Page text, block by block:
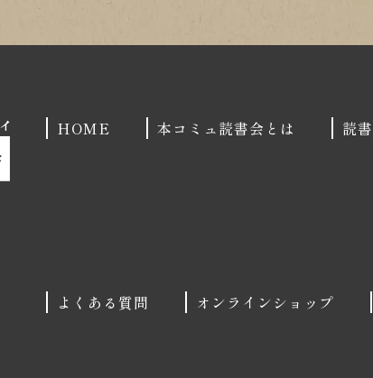
HOME 本コミュ読書会とは 読
よくある質問 オンラインショップ